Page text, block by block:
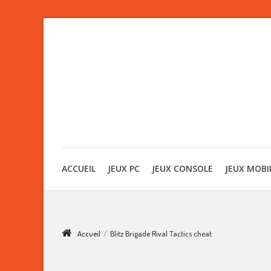
ACCUEIL JEUX PC JEUX CONSOLE JEUX
Accueil / Blitz Brigade Rival Tactics cheat